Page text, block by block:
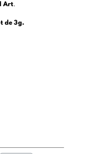
Art.
de 3g.